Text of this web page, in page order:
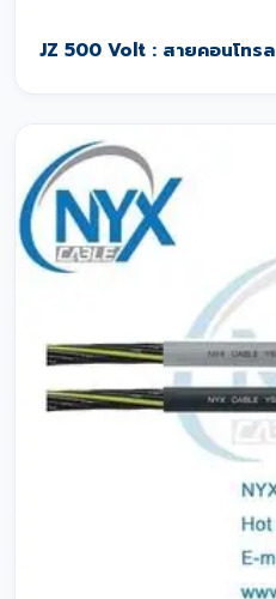
JZ 500 Volt : สายคอนโทรล